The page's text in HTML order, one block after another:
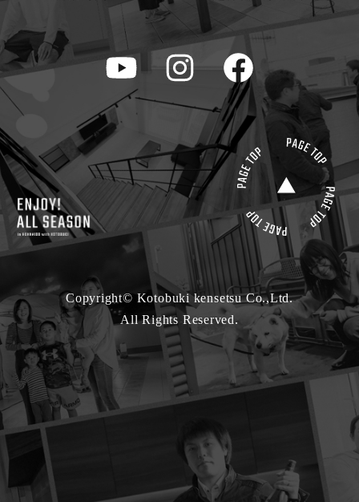
Copyright© Kotobuki kensetsu Co.,Ltd.
All Rights Reserved.
モデルハウス来場 最新カタログ